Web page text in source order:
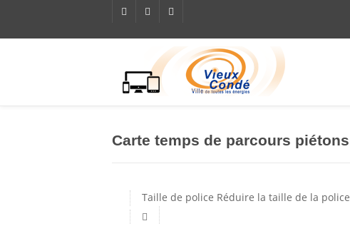
Carte temps de parcours piétons
Taille de police Réduire la taille de la police